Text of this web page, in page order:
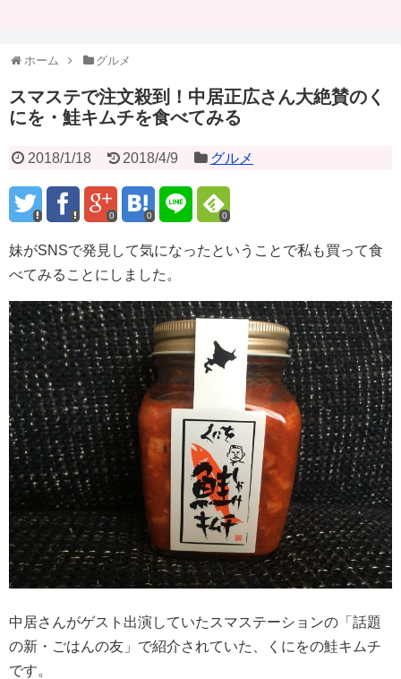
ホーム グルメ
スマステで注文殺到！中居正広さん大絶賛のく
にを・鮭キムチを食べてみる
2018/1/18 2018/4/9 グルメ
0 0 0
妹がSNSで発見して気になったということで私も買って食
べてみることにしました。
中居さんがゲスト出演していたスマステーションの「話題
の新・ごはんの友」で紹介されていた、くにをの鮭キムチ
です。